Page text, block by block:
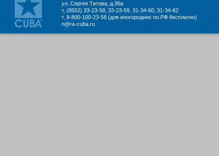
13 Мая 2019
Лазерная гравировка по кругу в
Набережных Челнах
ул. Сергея Титова, д.36а
т. (8552) 33-23-58, 33-23-59, 31-34-60, 31-34-62
т. 8-800-100-23-58 (для иногородних по РФ бесплатно)
n@ra-cuba.ru